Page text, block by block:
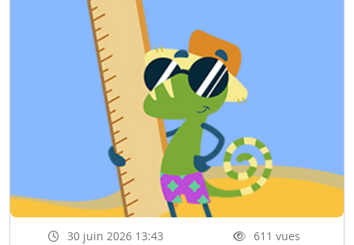
30 juin 2026 13:43
611 vues